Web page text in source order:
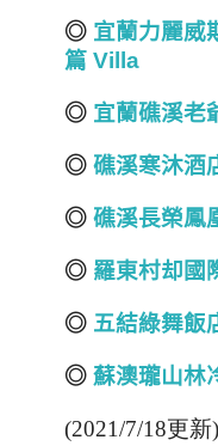
◎ 宜蘭力麗威
篇 Villa
◎ 宜蘭礁溪老
◎ 礁溪寒沐酒
◎ 礁溪長榮鳳
◎ 羅東村却國
◎ 五結綠舞飯
◎ 蘇澳瓏山林
(2021/7/18更新)